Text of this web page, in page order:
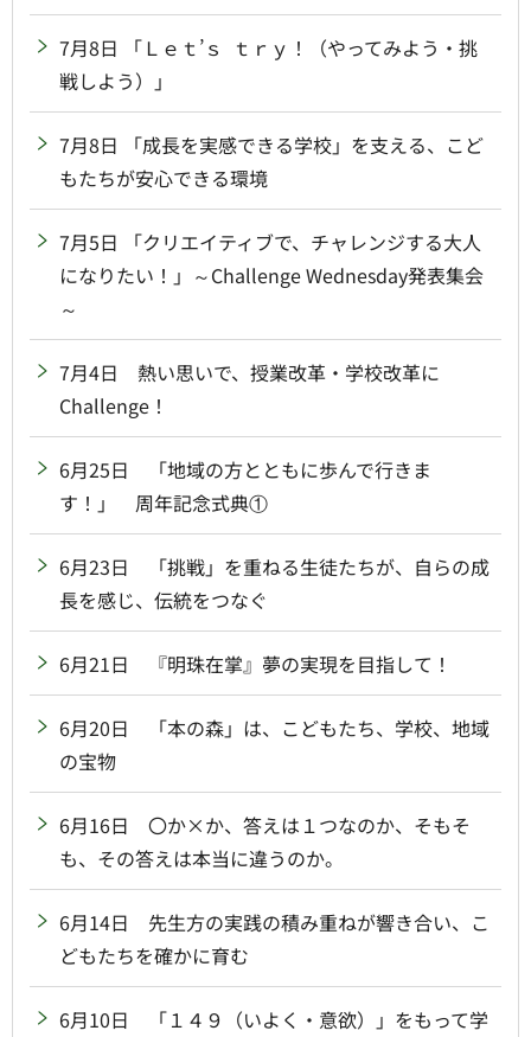
7月8日 「Ｌｅｔ’ｓ ｔｒｙ！（やってみよう・挑
戦しよう）」
7月8日 「成長を実感できる学校」を支える、こど
もたちが安心できる環境
7月5日 「クリエイティブで、チャレンジする大人
になりたい！」～Challenge Wednesday発表集会
～
7月4日 熱い思いで、授業改革・学校改革に
Challenge！
6月25日 「地域の方とともに歩んで行きま
す！」 周年記念式典①
6月23日 「挑戦」を重ねる生徒たちが、自らの成
長を感じ、伝統をつなぐ
6月21日 『明珠在掌』夢の実現を目指して！
6月20日 「本の森」は、こどもたち、学校、地域
の宝物
6月16日 〇か×か、答えは１つなのか、そもそ
も、その答えは本当に違うのか。
6月14日 先生方の実践の積み重ねが響き合い、こ
どもたちを確かに育む
6月10日 「１４９（いよく・意欲）」をもって学